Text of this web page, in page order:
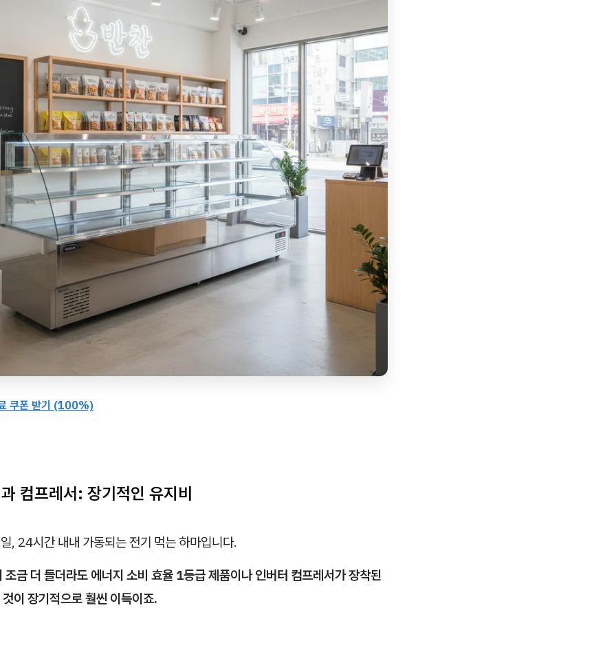
쿠폰 받기 (100%)
컴프레서: 장기적인 유지비
, 24시간 내내 가동되는 전기 먹는 하마입니다.
조금 더 들더라도 에너지 소비 효율 1등급 제품이나 인버터 컴프레서가 장착된
이 장기적으로 훨씬 이득이죠.